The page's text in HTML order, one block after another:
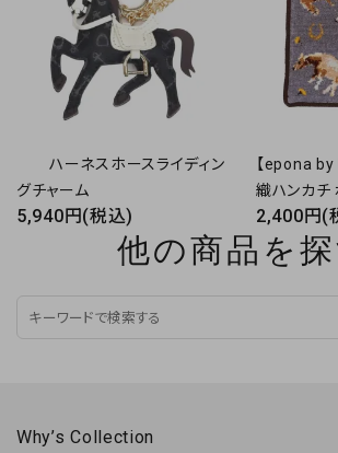
ハーネスホースライディン
グチャーム
5,940円(税込)
【epona
織ハンカチ
2,400円(
他の商品を
Why’s Collection